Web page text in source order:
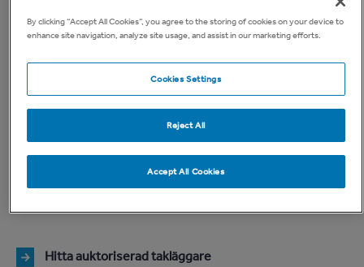
Jönåker Polar Ändnock Början
Hitta auktoriserad takläggare
By clicking “Accept All Cookies”, you agree to the storing of cookies on your device to
enhance site navigation, analyze site usage, and assist in our marketing efforts.
Cookies Settings
Reject All
Accept All Cookies